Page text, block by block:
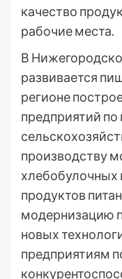
качество
рабочие места.
В
развивается
регионе
предприятий по
производству
хлебобулочных
продуктов
модернизацию
новых
предприятиям